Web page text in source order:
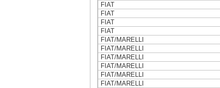
FIAT
FIAT
FIAT
FIAT
FIAT/MARELLI
FIAT/MARELLI
FIAT/MARELLI
FIAT/MARELLI
FIAT/MARELLI
FIAT/MARELLI